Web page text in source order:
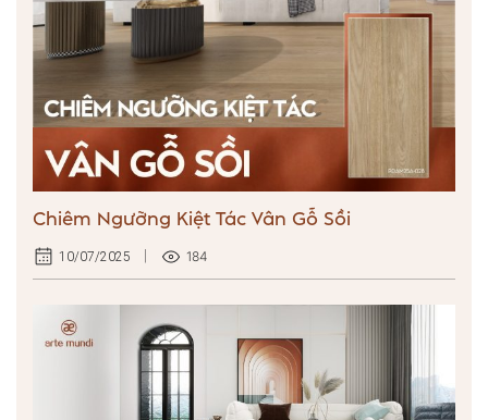
Chiêm Ngưỡng Kiệt Tác Vân Gỗ Sồi
10/07/2025 184